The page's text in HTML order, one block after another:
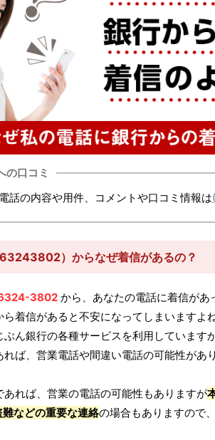
口コミ
話の内容や用件、コメントや口コミ情報は
）からなぜ着信があるの？
3802 から、あなたの電話に着信があ
着信があると不安になってしまいますよね
ぶん銀行の各種サービスを利用しています
ば、営業電話や間違い電話の可能性があり
あれば、営業の電話の可能性もありますが
などの重要な連絡の場合もありますので